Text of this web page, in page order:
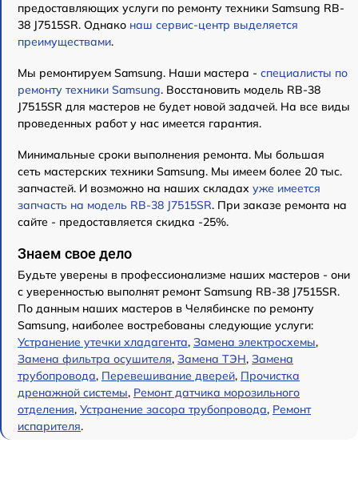
предоставляющих услуги по ремонту техники Samsung RB-
38 J7515SR. Однако наш сервис-центр выделяется
преимуществами.
Мы ремонтируем Samsung. Наши мастера - специалисты по
ремонту техники Samsung. Восстановить модель RB-38
J7515SR для мастеров не будет новой задачей. На все виды
проведенных работ у нас имеется гарантия.
Минимальные сроки выполнения ремонта. Мы большая
сеть мастерских техники Samsung. Мы имеем более 20 тыс.
запчастей. И возможно на наших складах уже имеется
запчасть на модель RB-38 J7515SR. При заказе ремонта на
сайте - предоставляется скидка -25%.
Знаем свое дело
Будьте уверены в профессионализме наших мастеров - они
с уверенностью выполнят ремонт Samsung RB-38 J7515SR.
По данным наших мастеров в Челябинске по ремонту
Samsung, наиболее востребованы следующие услуги:
Устранение утечки хладагента, Замена электросхемы,
Замена фильтра осушителя, Замена ТЭН, Замена
трубопровода, Перевешивание дверей, Прочистка
дренажной системы, Ремонт датчика морозильного
отделения, Устранение засора трубопровода, Ремонт
испарителя.